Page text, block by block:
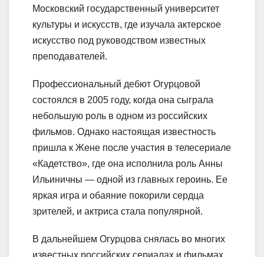
Московский государственный университет
культуры и искусств, где изучала актерское
искусство под руководством известных
преподавателей.
Профессиональный дебют Огурцовой
состоялся в 2005 году, когда она сыграла
небольшую роль в одном из российских
фильмов. Однако настоящая известность
пришла к Жене после участия в телесериале
«Кадетство», где она исполнила роль Анны
Ильиничны — одной из главных героинь. Ее
яркая игра и обаяние покорили сердца
зрителей, и актриса стала популярной.
В дальнейшем Огурцова снялась во многих
известных российских сериалах и фильмах,